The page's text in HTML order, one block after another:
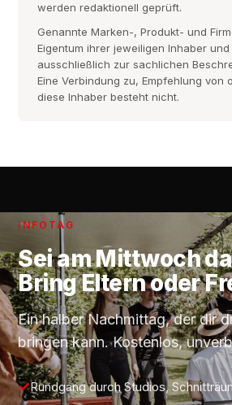
werden redaktionell geprüft.
Genannte Marken-, Produkt- und
Eigentum ihrer jeweiligen Inhaber
ausschließlich zur sachlichen
Eine Verbindung zu, Empfehlung von
diese Inhaber besteht nicht.
INFOTAG
Sei amMittwoch
Bring Eltern oder
Ein halber Nachmittag, der dir
bringen kann. Kostenlos,
Rundgang durch Studios,